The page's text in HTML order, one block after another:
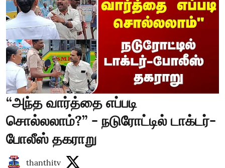
“அந்த வார்த்தை எப்படி
சொல்லலாம்?” - நடுரோட்டில் டாக்டர்-
போலீஸ் தகராறு
thanthitv